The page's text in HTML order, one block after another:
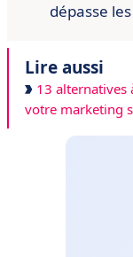
dépasse
Lire aussi
13 alternatives
votre marketing